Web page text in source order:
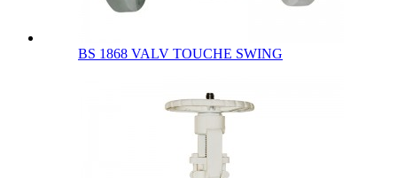
BS 1868 VALV TOUCHE SWING